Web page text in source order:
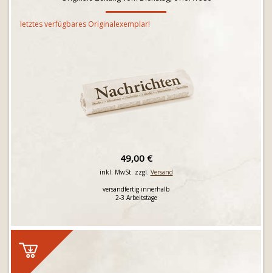
letztes verfügbares Originalexemplar!
49,00 €
inkl. MwSt. zzgl. Versand
versandfertig innerhalb
2-3 Arbeitstage